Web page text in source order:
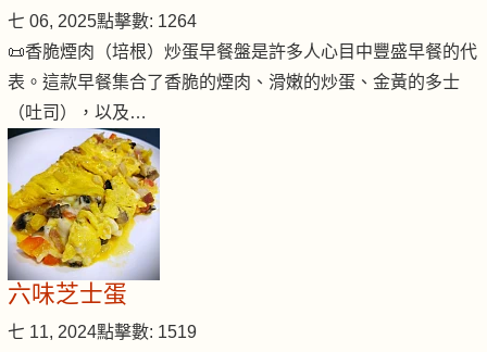
七 06, 2025點擊數: 1264
📜香脆煙肉（培根）炒蛋早餐盤是許多人心目中豐盛早餐的代
表。這款早餐集合了香脆的煙肉、滑嫩的炒蛋、金黃的多士
（吐司），以及…
六味芝士蛋
七 11, 2024點擊數: 1519